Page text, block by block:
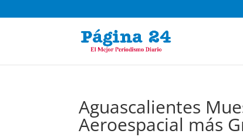
Aguascalientes
Aeroespacial más